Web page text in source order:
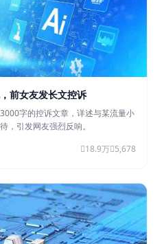
前女友发长文控诉
字的控诉文章，详述与某流量小
，引发网友强烈反响。
18.9万 5,678